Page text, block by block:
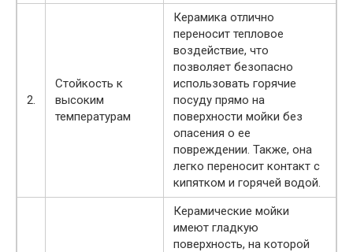
2.
Стойкость к
высоким
температурам
Керамика отлично
переносит тепловое
воздействие, что
позволяет безопасно
использовать горячие
посуду прямо на
поверхности мойки без
опасения о ее
повреждении. Также, она
легко переносит контакт с
кипятком и горячей водой.
Керамические мойки
имеют гладкую
поверхность, на которой